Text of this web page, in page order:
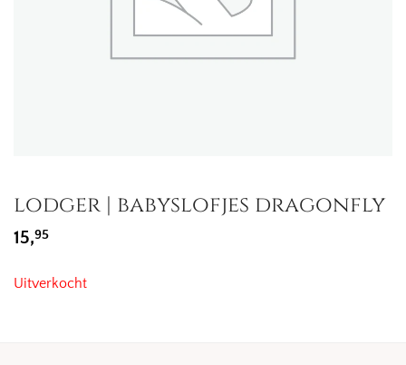
lodger | babyslofjes dragonfly
15,95
Uitverkocht